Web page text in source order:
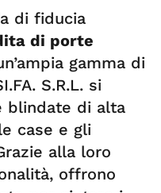
di fiducia
di porte
gamma di
S.R.L. si
blindate di alta
case e gli
alla loro
offrono